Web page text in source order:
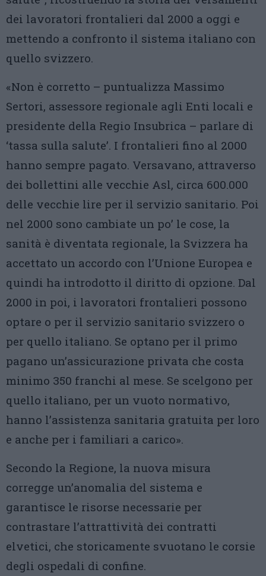
dei lavoratori frontalieri dal 2000 a oggi e
mettendo a confronto il sistema italiano con
quello svizzero.
«Non è corretto – puntualizza Massimo
Sertori, assessore regionale agli Enti locali e
presidente della Regio Insubrica – parlare di
‘tassa sulla salute’. I frontalieri fino al 2000
hanno sempre pagato. Versavano, attraverso
dei bollettini alle vecchie Asl, circa 600.000
delle vecchie lire per il servizio sanitario. Poi
nel 2000 sono cambiate un po’ le cose, la
sanità è diventata regionale, la Svizzera ha
accettato un accordo con l’Unione Europea e
quindi ha introdotto il diritto di opzione. Dal
2000 in poi, i lavoratori frontalieri possono
optare o per il servizio sanitario svizzero o
per quello italiano. Se optano per il primo
pagano un’assicurazione privata che costa
minimo 350 franchi al mese. Se scelgono per
quello italiano, per un vuoto normativo,
hanno l’assistenza sanitaria gratuita per loro
e anche per i familiari a carico».
Secondo la Regione, la nuova misura
corregge un’anomalia del sistema e
garantisce le risorse necessarie per
contrastare l’attrattività dei contratti
elvetici, che storicamente svuotano le corsie
degli ospedali di confine.